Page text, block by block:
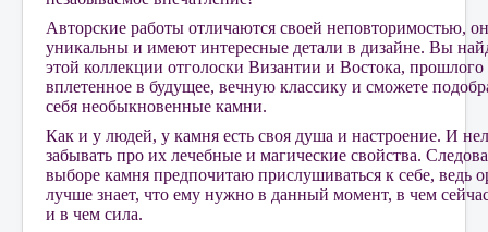
Авторские работы отличаются своей неповторимостью,
уникальны и имеют интересные детали в дизайне. Вы
этой коллекции отголоски Византии и Востока, прошлого
вплетенное в будущее, вечную классику и сможете
себя необыкновенные камни.
Как и у людей, у камня есть своя душа и настроение. И
забывать про их лечебные и магические свойства.
выборе камня предпочитаю прислушиваться к себе, ведь
лучше знает, что ему нужно в данный момент, в чем
и в чем сила.